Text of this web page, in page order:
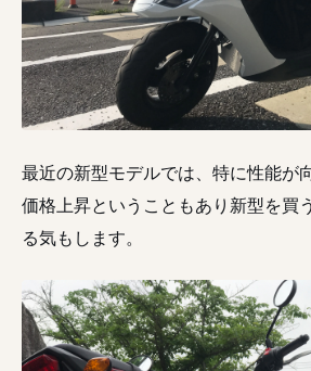
最近の新型モデルでは、特に性能が
価格上昇ということもあり新型を買
る気もします。